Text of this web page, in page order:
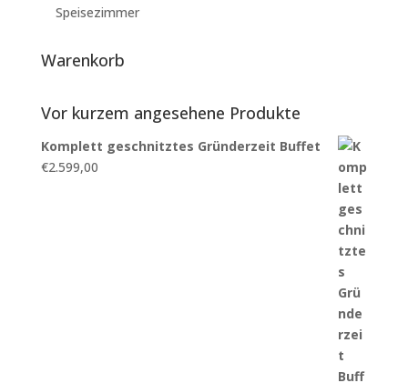
Speisezimmer
Warenkorb
Vor kurzem angesehene Produkte
Komplett geschnitztes Gründerzeit Buffet
€2.599,00